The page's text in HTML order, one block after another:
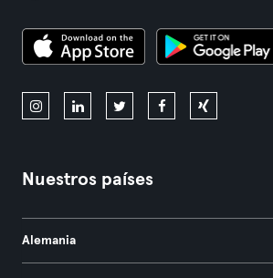
Nuestros países
Alemania